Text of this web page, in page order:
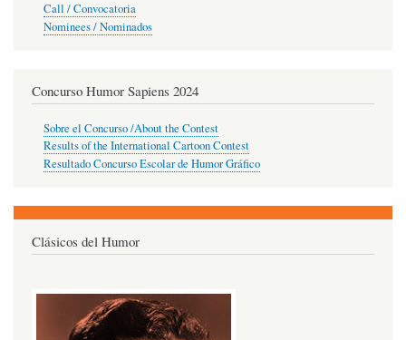
Call / Convocatoria
Nominees / Nominados
Concurso Humor Sapiens 2024
Sobre el Concurso /About the Contest
Results of the International Cartoon Contest
Resultado Concurso Escolar de Humor Gráfico
Clásicos del Humor